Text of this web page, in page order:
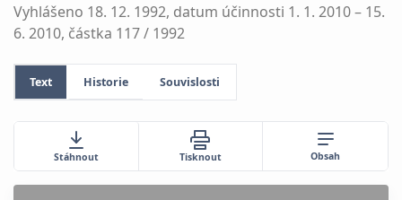
Vyhlášeno 18. 12. 1992, datum účinnosti 1. 1. 2010 – 15.
6. 2010, částka 117 / 1992
Text Historie Souvislosti
Stáhnout Tisknout Obsah